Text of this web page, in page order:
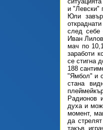
и "Левски"
Юли
след себе
Иван
мач по
заработи
се стигна
188
"Ямбол" и
стана
Радионов
духа и
момент,
да
такъв